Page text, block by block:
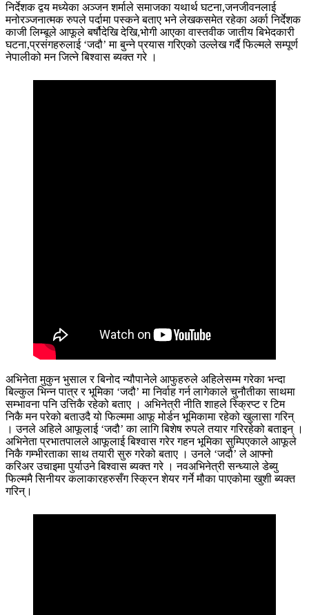
निर्देशक द्वय मध्येका अञ्जन शर्माले समाजका यथार्थ घटना,जनजीवनलाई
मनोरञ्जनात्मक रुपले पर्दामा पस्कने बताए भने लेखकसमेत रहेका अर्का निर्देशक
काजी लिम्बूले आफूले बर्षौदेखि देखि,भोगी आएका वास्तवीक जातीय बिभेदकारी
घटना,प्रसंगहरुलाई ‘जदौ’ मा बुन्ने प्रयास गरिएको उल्लेख गर्दै फिल्मले सम्पूर्ण
नेपालीको मन जित्ने बिश्वास ब्यक्त गरे ।
अभिनेता मुकुन भुसाल र बिनोद न्यौपानेले आफुहरुले अहिलेसम्म गरेका भन्दा
बिल्कुल भिन्न पात्र र भूमिका ‘जदौ’ मा निर्वाह गर्न लागेकाले चुनौतीका साथमा
सम्भावना पनि उत्तिकै रहेको बताए । अभिनेत्री नीति शाहले स्क्रिप्ट र टिम
निकै मन परेको बताउदै यो फिल्ममा आफू मोर्डन भूमिकामा रहेको खुलासा गरिन्
। उनले अहिले आफूलाई ‘जदौ’ का लागि बिशेष रुपले तयार गरिरहेको बताइन् ।
अभिनेता प्रभातपालले आफूलाई बिश्वास गरेर गहन भूमिका सुम्पिएकाले आफूले
निकै गम्भीरताका साथ तयारी सुरु गरेको बताए । उनले ‘जदौ’ ले आफ्नो
करिअर उचाइमा पुर्याउने बिश्वास ब्यक्त गरे । नवअभिनेत्री सन्ध्याले डेब्यु
फिल्ममै सिनीयर कलाकारहरुसँग स्क्रिन शेयर गर्ने मौका पाएकोमा खुशी ब्यक्त
गरिन्।